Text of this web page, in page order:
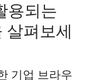
용되는
살펴보세
기업 브라우